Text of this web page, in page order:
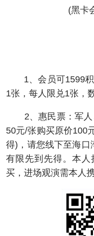
(黑卡会
1、会员可1599积
1张，每人限兑1张，
2、惠民票：军人
50元/张购买原价100
得)，请您线下至海口
有限先到先得。本
买，进场观演需本人